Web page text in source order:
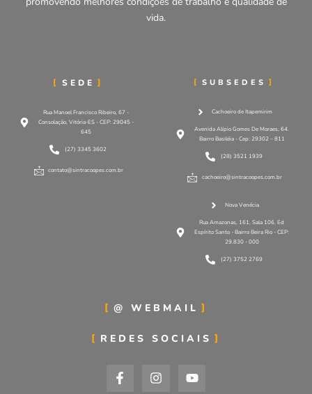
vida.
SEDE
Rua Manoel Francisco Ribeiro, 67 -
Consolação, Vitória-ES - CEP: 29045 -
645
(27) 3345 3602
contato@sintracoopes.com.br
SUBSEDES
Cachoeiro de Itapemirim
Avenida Alípio Gomes De Moraes, 64.
Bairro Basiléia - Cep: 29302 – 811
(28) 3521 1939
cachoeiro@sintracoopes.com.br
Nova Venécia
Rua Amazonas, 161, Sala 106, Ed
Espírito Santo - Bairro Beira Rio - CEP:
29.830 - 000
(27) 3752 2769
@ WEBMAIL
REDES SOCIAIS